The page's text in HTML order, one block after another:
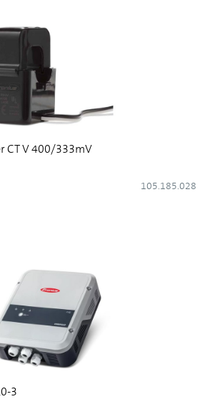
CT V 400/333mV
105.185.028
3